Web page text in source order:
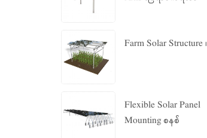
Farm Solar Structure ၊
Flexible Solar Panel
Mounting စနစ်